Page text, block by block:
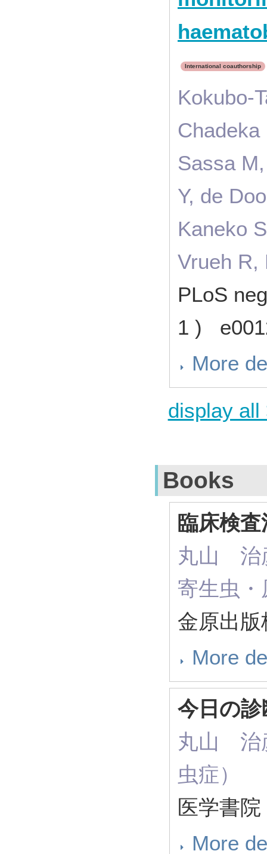
International coauthorship
Kokubo-
Sassa
Y, de
Kaneko
Vrueh R,
PLoS
1 )
More
display all
Books
臨床検
丸山 治
寄生虫
金原出
More
今日の
丸山 治
虫症）
医学書
More